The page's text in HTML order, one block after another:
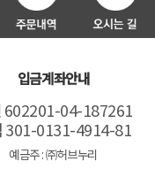
입금계좌안내
602201-04-187261
301-0131-4914-81
예금주 : ㈜허브누리